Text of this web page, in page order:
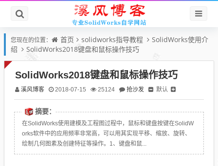
您现在的位置： 首页 solidworks指导教程
SolidWorks使用介
绍
SolidWorks2018键盘和鼠标操作技巧
SolidWorks2018键盘和鼠标操作技巧
溪风博客 2018-07-15 25124 抢沙发 默认
摘要：
在SolidWorks使用建模及工程图过程中，鼠标和键盘按键在SolidW
orks软件中的应用频率非常高，可以用其实现平移、缩放、旋转、
绘制几何图素及创建特征等操作。1、键盘和鼠...